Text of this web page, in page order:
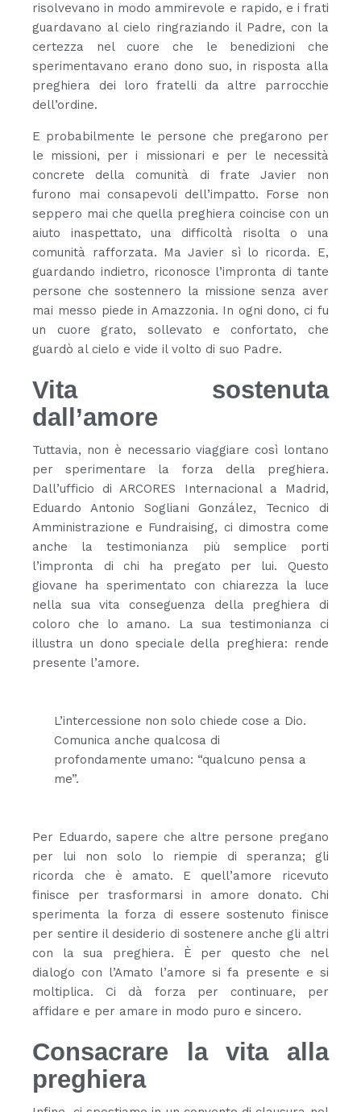
risolvevano in modo ammirevole e rapido, e i frati
guardavano al cielo ringraziando il Padre, con la
certezza nel cuore che le benedizioni che
sperimentavano erano dono suo, in risposta alla
preghiera dei loro fratelli da altre parrocchie
dell’ordine.
E probabilmente le persone che pregarono per
le missioni, per i missionari e per le necessità
concrete della comunità di frate Javier non
furono mai consapevoli dell’impatto. Forse non
seppero mai che quella preghiera coincise con un
aiuto inaspettato, una difficoltà risolta o una
comunità rafforzata. Ma Javier sì lo ricorda. E,
guardando indietro, riconosce l’impronta di tante
persone che sostennero la missione senza aver
mai messo piede in Amazzonia. In ogni dono, ci fu
un cuore grato, sollevato e confortato, che
guardò al cielo e vide il volto di suo Padre.
Vita sostenuta
dall’amore
Tuttavia, non è necessario viaggiare così lontano
per sperimentare la forza della preghiera.
Dall’ufficio di ARCORES Internacional a Madrid,
Eduardo Antonio Sogliani González, Tecnico di
Amministrazione e Fundraising, ci dimostra come
anche la testimonianza più semplice porti
l’impronta di chi ha pregato per lui. Questo
giovane ha sperimentato con chiarezza la luce
nella sua vita conseguenza della preghiera di
coloro che lo amano. La sua testimonianza ci
illustra un dono speciale della preghiera: rende
presente l’amore.
L’intercessione non solo chiede cose a Dio.
Comunica anche qualcosa di
profondamente umano: “qualcuno pensa a
me”.
Per Eduardo, sapere che altre persone pregano
per lui non solo lo riempie di speranza; gli
ricorda che è amato. E quell’amore ricevuto
finisce per trasformarsi in amore donato. Chi
sperimenta la forza di essere sostenuto finisce
per sentire il desiderio di sostenere anche gli altri
con la sua preghiera. È per questo che nel
dialogo con l’Amato l’amore si fa presente e si
moltiplica. Ci dà forza per continuare, per
affidare e per amare in modo puro e sincero.
Consacrare la vita alla
preghiera